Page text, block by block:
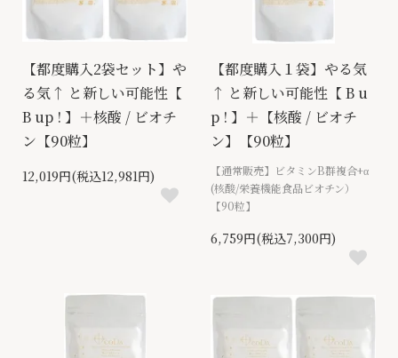
【都度購入2袋セット】や
る気↑ と新しい可能性【
B up ! 】＋核酸 / ビオチ
ン【90粒】
12,019円(税込12,981円)
【都度購入１袋】やる気
↑ と新しい可能性【 B u
p ! 】＋【核酸 / ビオチ
ン】【90粒】
【通常販売】ビタミンB群複合+α
(核酸/栄養機能食品ビオチン）
【90粒】
6,759円(税込7,300円)